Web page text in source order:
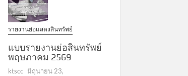
มิถุนายน
2569
รายงานย่อแสดงสินทรัพย์
แบบรายงานย่อสินทรัพย์
พฤษภาคม 2569
ktscc มิถุนายน 23,